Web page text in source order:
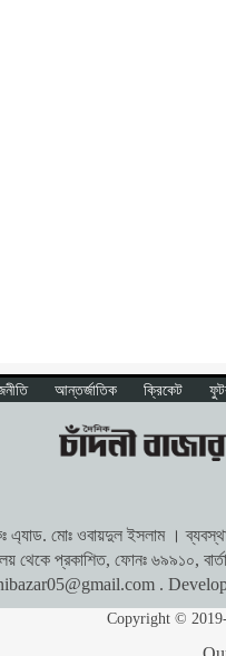
আন্তর্জাতিক ক্রিকেট
মোঃ ওবায়দুল ইসলাম ।
থেকে প্রকাশিত, ফোনঃ ৬৯৯১০,
.
Copyright © 2019-